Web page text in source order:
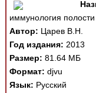
иммунология полости
Автор: Царев В.Н.
Год издания: 2013
Размер: 81.64 МБ
Формат: djvu
Язык: Русский